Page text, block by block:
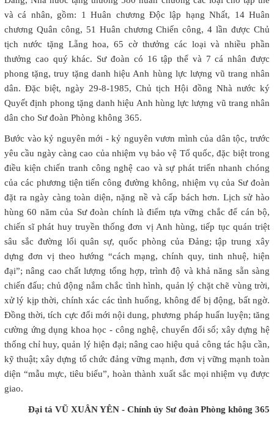
và cá nhân, gồm: 1 Huân chương Độc lập hạng Nhất, 14 Huân
chương Quân công, 51 Huân chương Chiến công, 4 lần được Chủ
tịch nước tặng Lẵng hoa, 65 cờ thưởng các loại và nhiều phần
thưởng cao quý khác. Sư đoàn có 16 tập thể và 7 cá nhân được
phong tặng, truy tặng danh hiệu Anh hùng lực lượng vũ trang nhân
dân. Đặc biệt, ngày 29-8-1985, Chủ tịch Hội đồng Nhà nước ký
Quyết định phong tặng danh hiệu Anh hùng lực lượng vũ trang nhân
dân cho Sư đoàn Phòng không 365.
Bước vào kỷ nguyên mới - kỷ nguyên vươn mình của dân tộc, trước
yêu cầu ngày càng cao của nhiệm vụ bảo vệ Tổ quốc, đặc biệt trong
điều kiện chiến tranh công nghệ cao và sự phát triển nhanh chóng
của các phương tiện tiến công đường không, nhiệm vụ của Sư đoàn
đặt ra ngày càng toàn diện, nặng nề và cấp bách hơn. Lịch sử hào
hùng 60 năm của Sư đoàn chính là điểm tựa vững chắc để cán bộ,
chiến sĩ phát huy truyền thống đơn vị Anh hùng, tiếp tục quán triệt
sâu sắc đường lối quân sự, quốc phòng của Đảng; tập trung xây
dựng đơn vị theo hướng “cách mạng, chính quy, tinh nhuệ, hiện
đại”; nâng cao chất lượng tổng hợp, trình độ và khả năng sẵn sàng
chiến đấu; chủ động nắm chắc tình hình, quản lý chặt chẽ vùng trời,
xử lý kịp thời, chính xác các tình huống, không để bị động, bất ngờ.
Đồng thời, tích cực đổi mới nội dung, phương pháp huấn luyện; tăng
cường ứng dụng khoa học - công nghệ, chuyển đổi số; xây dựng hệ
thống chỉ huy, quản lý hiện đại; nâng cao hiệu quả công tác hậu cần,
kỹ thuật; xây dựng tổ chức đảng vững mạnh, đơn vị vững mạnh toàn
diện “mẫu mực, tiêu biểu”, hoàn thành xuất sắc mọi nhiệm vụ được
giao.
Đại tá VŨ XUÂN YÊN - Chính ủy Sư đoàn Phòng không 365